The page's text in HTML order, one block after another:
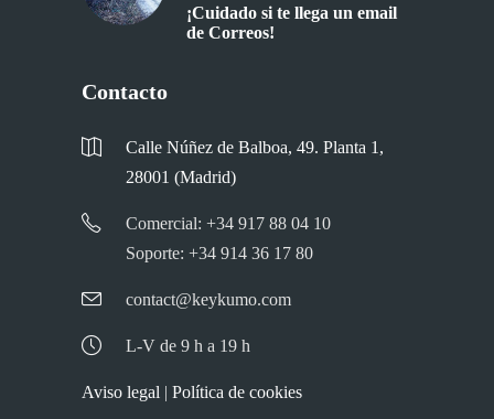
¡Cuidado si te llega un email
de Correos!
Contacto
Calle Núñez de Balboa, 49. Planta 1,
28001 (Madrid)
Comercial: +34 917 88 04 10
Soporte: +34 914 36 17 80
contact@keykumo.com
L-V de 9 h a 19 h
Aviso legal | Política de cookies